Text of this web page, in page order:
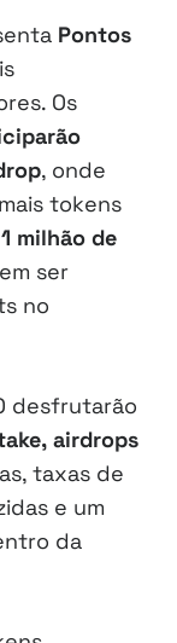
Pontos
Os
, onde
tokens
1 milhão de
ser
no
desfrutarão
airdrops
taxas de
e um
da